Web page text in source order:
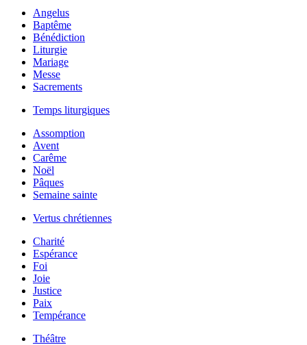
Angelus
Baptême
Bénédiction
Liturgie
Mariage
Messe
Sacrements
Temps liturgiques
Assomption
Avent
Carême
Noël
Pâques
Semaine sainte
Vertus chrétiennes
Charité
Espérance
Foi
Joie
Justice
Paix
Tempérance
Théâtre